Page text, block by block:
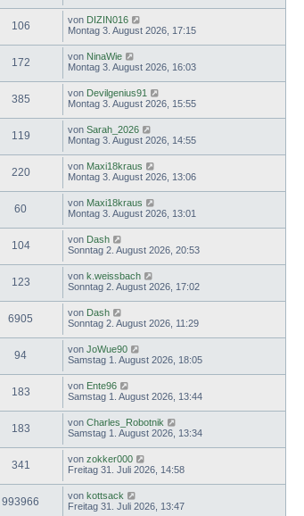
106 von DIZIN016
Montag 3. August 2026, 17:15
172 von NinaWie
Montag 3. August 2026, 16:03
385 von Devilgenius91
Montag 3. August 2026, 15:55
119 von Sarah_2026
Montag 3. August 2026, 14:55
220 von Maxi18kraus
Montag 3. August 2026, 13:06
60 von Maxi18kraus
Montag 3. August 2026, 13:01
104 von Dash
Sonntag 2. August 2026, 20:53
123 von k.weissbach
Sonntag 2. August 2026, 17:02
6905 von Dash
Sonntag 2. August 2026, 11:29
94 von JoWue90
Samstag 1. August 2026, 18:05
183 von Ente96
Samstag 1. August 2026, 13:44
183 von Charles_Robotnik
Samstag 1. August 2026, 13:34
341 von zokker000
Freitag 31. Juli 2026, 14:58
993966 von kottsack
Freitag 31. Juli 2026, 13:47